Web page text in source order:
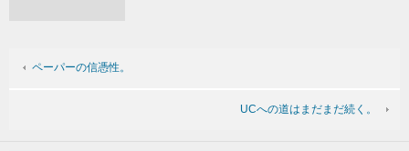
ペーパーの信憑性。
UCへの道はまだまだ続く。